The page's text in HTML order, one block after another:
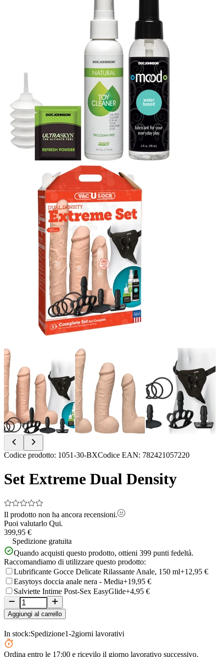
Item
of
5
Codice prodotto: 1051-30-BXCodice EAN: 782421057220
Set Extreme Dual Density
Il prodotto non ha ancora recensioni.
Puoi valutarlo Qui.
399,95 €
Spedizione gratuita
Quando acquisti questo prodotto, ottieni 399 punti fedeltà.
Raccomandiamo di utilizzare questo prodotto:
Lubrificante Gocce Delicate Rilassante Anale, 150 ml+12,95 €
Easytoys doccia anale nera - Media+19,95 €
Salviette Intime Post-Sex EasyGlide+4,95 €
Aggiungi al carrello
In stock:Spedizione1-2giorni lavorativi
Ordina entro le 17:00 e ricevilo il giorno lavorativo successivo.